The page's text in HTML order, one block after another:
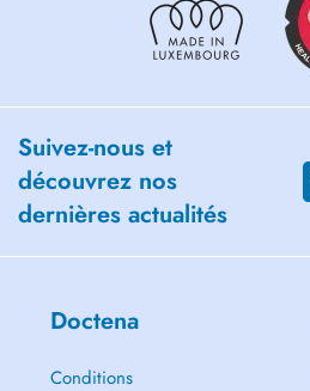
Suivez-nous et
découvrez nos
dernières actualités
Doctena
Conditions